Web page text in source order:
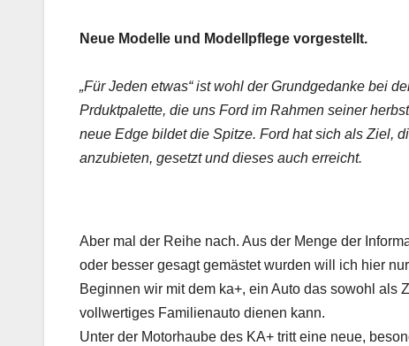
Neue Modelle und Modellpflege vorgestellt.
„Für Jeden etwas“ ist wohl der Grundgedanke bei
Prduktpalette, die uns Ford im Rahmen seiner
neue Edge bildet die Spitze. Ford hat sich als Ziel,
anzubieten, gesetzt und dieses auch erreicht.
Aber mal der Reihe nach. Aus der Menge der
oder besser gesagt gemästet wurden will ich hier
Beginnen wir mit dem ka+, ein Auto das sowohl
vollwertiges Familienauto dienen kann.
Unter der Motorhaube des KA+ tritt eine neue,